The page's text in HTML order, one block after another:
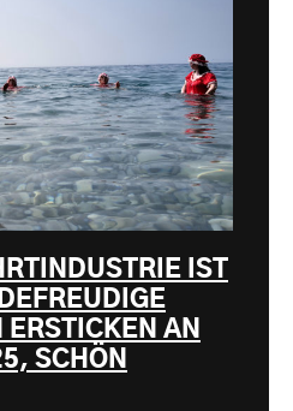
IST
AN
SCHÖN